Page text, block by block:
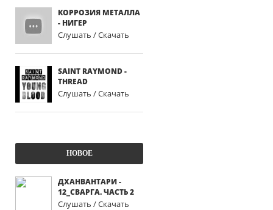
КОРРОЗИЯ МЕТАЛЛА
- НИГЕР
Слушать / Скачать
SAINT RAYMOND -
THREAD
Слушать / Скачать
НОВОЕ
ДХАНВАНТАРИ -
12_СВАРГА. ЧАСТЬ 2
Слушать / Скачать